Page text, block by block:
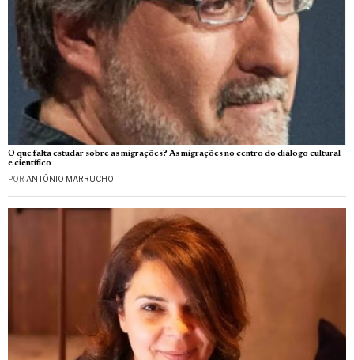
O que falta estudar sobre as migrações? As migrações no centro do diálogo cultural
e científico
POR ANTÓNIO MARRUCHO